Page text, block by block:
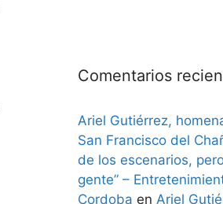
Comentarios
Ariel Gutiérrez,
San Francisco del
de los escenarios,
gente” –
Cordoba en Ariel